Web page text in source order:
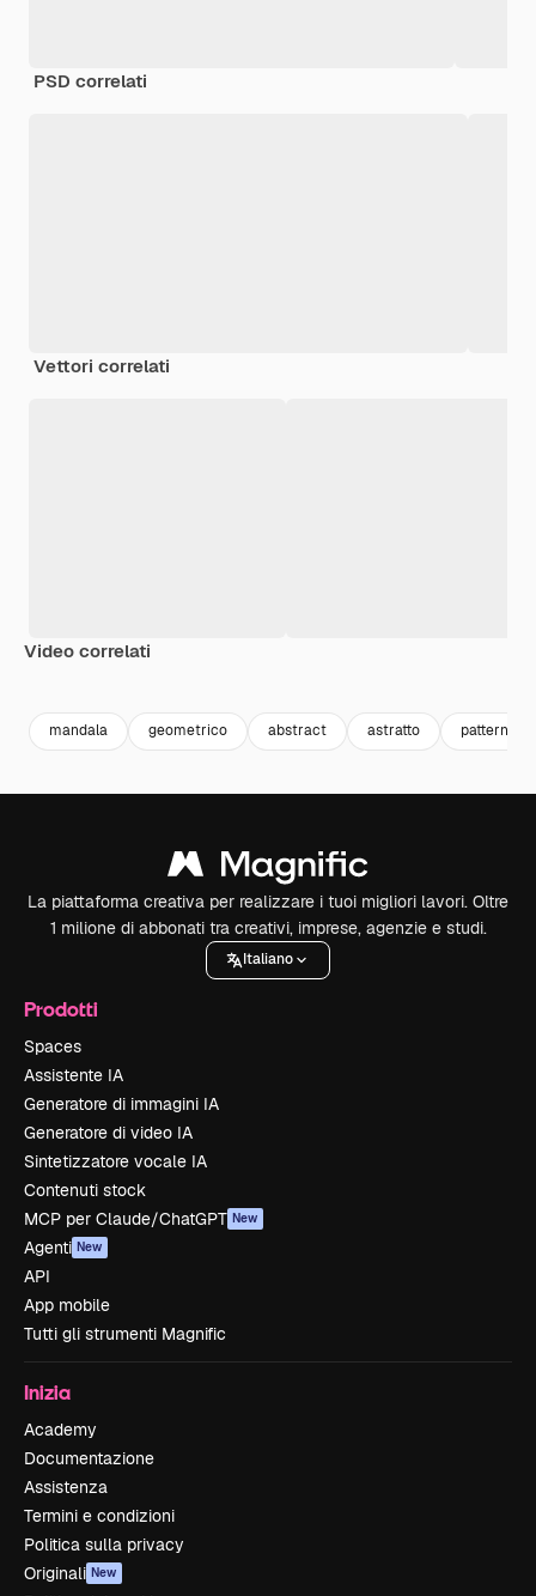
PSD correlati
Vettori correlati
Video correlati
mandala geometrico abstract astratto pattern
La piattaforma creativa per realizzare i tuoi migliori lavori. Oltre
1 milione di abbonati tra creativi, imprese, agenzie e studi.
Italiano
Prodotti
Spaces
Assistente IA
Generatore di immagini IA
Generatore di video IA
Sintetizzatore vocale IA
Contenuti stock
MCP per Claude/ChatGPT New
Agenti New
API
App mobile
Tutti gli strumenti Magnific
Inizia
Academy
Documentazione
Assistenza
Termini e condizioni
Politica sulla privacy
Originali New